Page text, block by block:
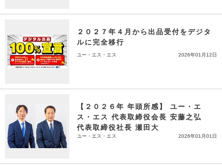
２０２７年４月から出品受付をデジタ
ルに完全移行
ユー・エス・エス 2026年01月12日
【２０２６年 年頭所感】 ユー・エ
ス・エス 代表取締役会長 安藤之弘
代表取締役社長 瀬田大
ユー・エス・エス 2026年01月01日